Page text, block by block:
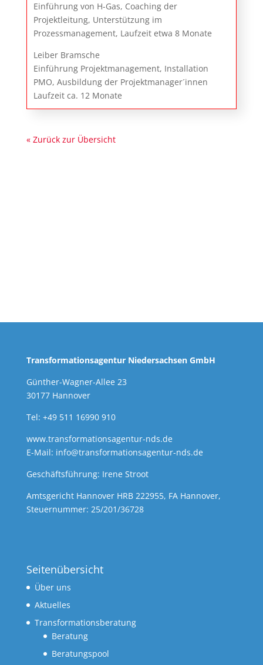
Einführung von H-Gas, Coaching der
Projektleitung, Unterstützung im
Prozessmanagement, Laufzeit etwa 8 Monate
Leiber Bramsche
Einführung Projektmanagement, Installation
PMO, Ausbildung der Projektmanager´innen
Laufzeit ca. 12 Monate
« Zurück zur Übersicht
Transformationsagentur Niedersachsen GmbH
Günther-Wagner-Allee 23
30177 Hannover
Tel: +49 511 16990 910
www.transformationsagentur-nds.de
E-Mail: info@transformationsagentur-nds.de
Geschäftsführung: Irene Stroot
Amtsgericht Hannover HRB 222955, FA Hannover,
Steuernummer: 25/201/36728
Seitenübersicht
Über uns
Aktuelles
Transformationsberatung
Beratung
Beratungspool